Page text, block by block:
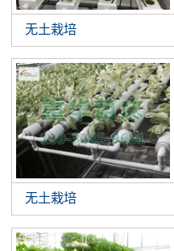
无土栽培
无土栽培